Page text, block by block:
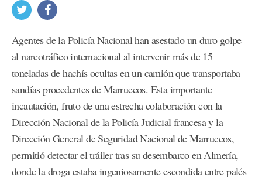
Agentes de la Policía Nacional han asestado un duro golpe
al narcotráfico internacional al intervenir más de 15
toneladas de hachís ocultas en un camión que transportaba
sandías procedentes de Marruecos. Esta importante
incautación, fruto de una estrecha colaboración con la
Dirección Nacional de la Policía Judicial francesa y la
Dirección General de Seguridad Nacional de Marruecos,
permitió detectar el tráiler tras su desembarco en Almería,
donde la droga estaba ingeniosamente escondida entre palés